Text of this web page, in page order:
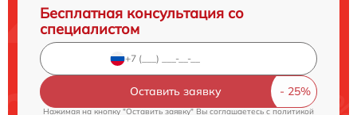
Бесплатная консультация со
специалистом
Оставить заявку
Нажимая на кнопку "Оставить заявку" Вы соглашаетесь cполитикой